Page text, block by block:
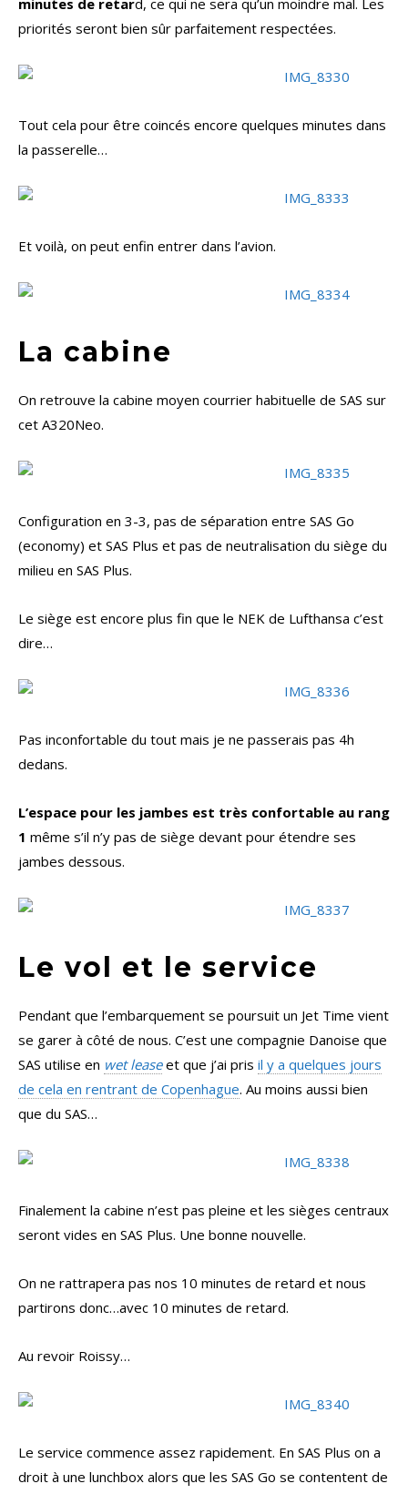
minutes de retard, ce qui ne sera qu’un moindre mal. Les
priorités seront bien sûr parfaitement respectées.
Tout cela pour être coincés encore quelques minutes dans
la passerelle…
Et voilà, on peut enfin entrer dans l’avion.
La cabine
On retrouve la cabine moyen courrier habituelle de SAS sur
cet A320Neo.
Configuration en 3-3, pas de séparation entre SAS Go
(economy) et SAS Plus et pas de neutralisation du siège du
milieu en SAS Plus.
Le siège est encore plus fin que le NEK de Lufthansa c’est
dire…
Pas inconfortable du tout mais je ne passerais pas 4h
dedans.
L’espace pour les jambes est très confortable au rang
1 même s’il n’y pas de siège devant pour étendre ses
jambes dessous.
Le vol et le service
Pendant que l’embarquement se poursuit un Jet Time vient
se garer à côté de nous. C’est une compagnie Danoise que
SAS utilise en wet leaseet que j’ai pris il y a quelques jours
de cela en rentrant de Copenhague. Au moins aussi bien
que du SAS…
Finalement la cabine n’est pas pleine et les sièges centraux
seront vides en SAS Plus. Une bonne nouvelle.
On ne rattrapera pas nos 10 minutes de retard et nous
partirons donc…avec 10 minutes de retard.
Au revoir Roissy…
Le service commence assez rapidement. En SAS Plus on a
droit à une lunchbox alors que les SAS Go se contentent de